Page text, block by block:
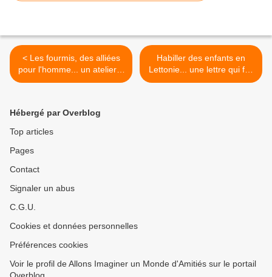
< Les fourmis, des alliées
pour l'homme... un atelier à
l'école de Came
Habiller des enfants en
Lettonie... une lettre qui fait
pleurer >
Hébergé par Overblog
Top articles
Pages
Contact
Signaler un abus
C.G.U.
Cookies et données personnelles
Préférences cookies
Voir le profil de Allons Imaginer un Monde d'Amitiés sur le portail